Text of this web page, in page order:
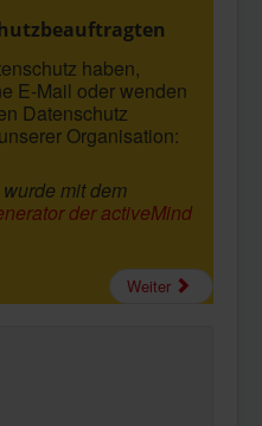
haben,
E-Mail oder wenden
Datenschutz
Organisation:
mit dem
der activeMind
Weiter